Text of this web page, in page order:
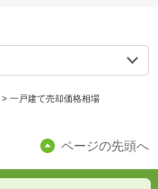
> 一戸建て売却価格相場
ページの先頭へ